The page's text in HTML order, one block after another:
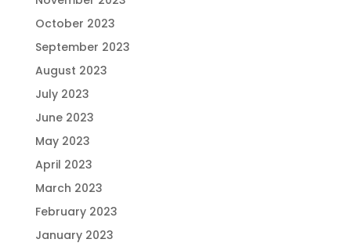
October 2023
September 2023
August 2023
July 2023
June 2023
May 2023
April 2023
March 2023
February 2023
January 2023